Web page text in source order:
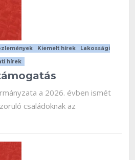
• Kiemelt hírek • Lakossági
hírek
a 2026. évben ismét
családoknak az